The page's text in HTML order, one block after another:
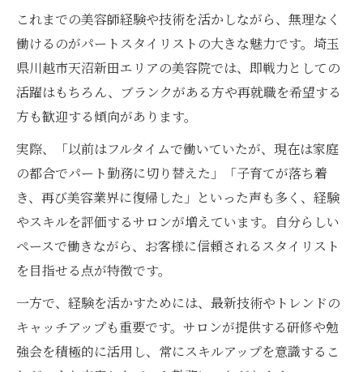
これまでの美容師経験や技術を活かしながら、無理なく
働けるのがパートスタイリストの大きな魅力です。埼玉
県川越市天沼新田エリアの美容院では、即戦力としての
活躍はもちろん、ブランクがある方や再就職を希望する
方も歓迎する傾向があります。
実際、「以前はフルタイムで働いていたが、現在は家庭
の都合でパート勤務に切り替えた」「子育てが落ち着
き、再び美容業界に復帰した」といった声も多く、経験
やスキルを評価するサロンが増えています。自分らしい
ペースで働きながら、お客様に信頼されるスタイリスト
を目指せる点が特徴です。
一方で、経験を活かすためには、最新技術やトレンドの
キャッチアップも重要です。サロンが提供する研修や勉
強会を積極的に活用し、常にスキルアップを意識するこ